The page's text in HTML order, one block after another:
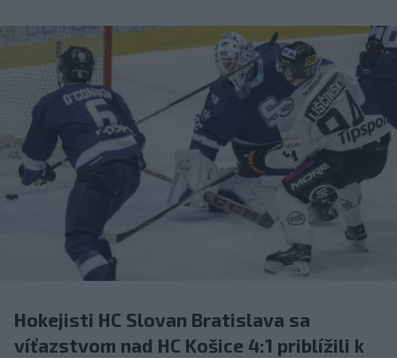
Hokejisti HC Slovan Bratislava sa
víťazstvom nad HC Košice 4:1 priblížili k